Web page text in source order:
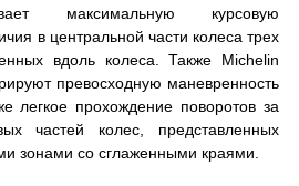
максимальную курсовую
в центральной части колеса трех
вдоль колеса. Также Michelin
превосходную маневренность
легкое прохождение поворотов за
частей колес, представленных
зонами со сглаженными краями.